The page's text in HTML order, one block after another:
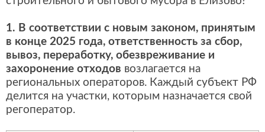
1. В соответствии с новым законом, принятым
в конце 2025 года, ответственность за сбор,
вывоз, переработку, обезвреживание и
захоронение отходов возлагается на
региональных операторов. Каждый субъект РФ
делится на участки, которым назначается свой
регоператор.